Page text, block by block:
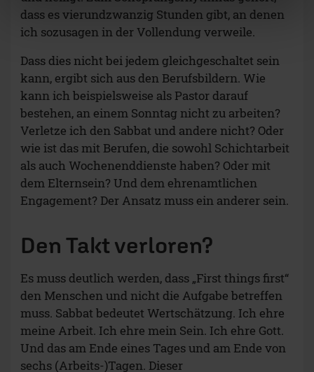
dass es vierundzwanzig Stunden gibt, an denen
ich sozusagen in der Vollendung verweile.
Dass dies nicht bei jedem gleichgeschaltet sein
kann, ergibt sich aus den Berufsbildern. Wie
kann ich beispielsweise als Pastor darauf
bestehen, an einem Sonntag nicht zu arbeiten?
Verletze ich den Sabbat und andere nicht? Oder
wie ist das mit Berufen, die sowohl Schichtarbeit
als auch Wochenenddienste haben? Oder mit
dem Elternsein? Und dem ehrenamtlichen
Engagement? Der Ansatz muss ein anderer sein.
Den Takt verloren?
Es muss deutlich werden, dass „First things first“
den Menschen und nicht die Aufgabe betreffen
muss. Sabbat bedeutet Wertschätzung. Ich ehre
meine Arbeit. Ich ehre mein Sein. Ich ehre Gott.
Und das am Ende eines Tages und am Ende von
sechs (Arbeits-)Tagen. Dieser